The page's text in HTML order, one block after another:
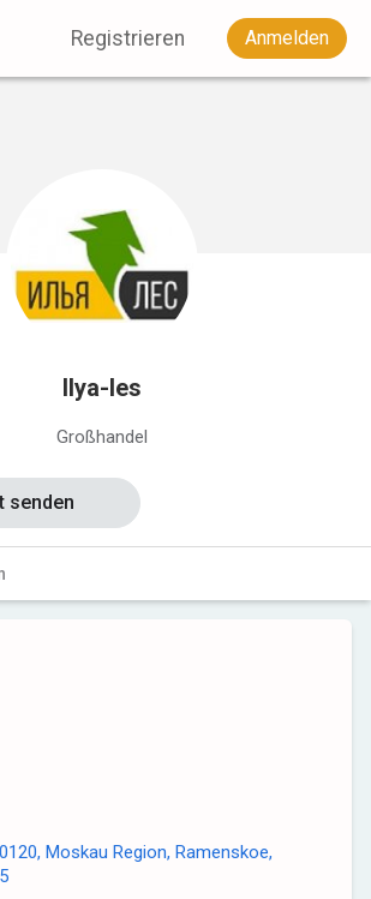
Registrieren Anmelden
Ilya-les
Großhandel
senden
Moskau Region, Ramenskoe,